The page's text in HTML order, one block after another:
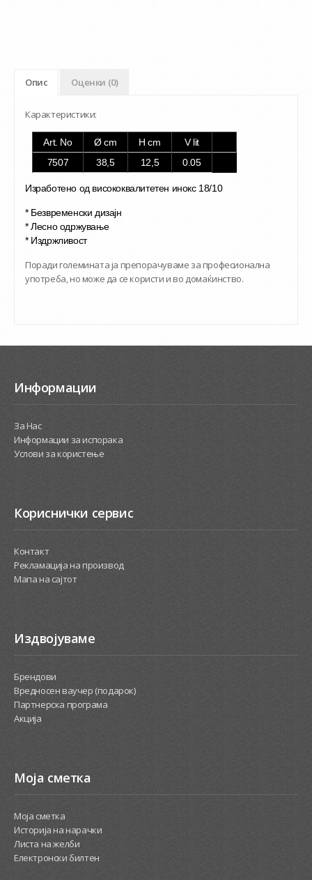
Опис Оценки (0)
Карактеристики:
Art. No Ø cm H cm
V lit
7507
38,5 12,5 0.05
Изработено од висококвалитетен инокс 18/10
* Безвременски дизајн
* Лесно одржување
* Издржливост
Поради големината ја препорачуваме за професионална
употреба, но може да се користи и во домаќинство.
Информации
За Нас
Информации за испорака
Услови за користење
Кориснички сервис
Контакт
Рекламација на производ
Мапа на сајтот
Издвојуваме
Брендови
Вредносен ваучер (подарок)
Партнерска програма
Акција
Моја сметка
Моја сметка
Историја на нарачки
Листа на желби
Електронски билтен